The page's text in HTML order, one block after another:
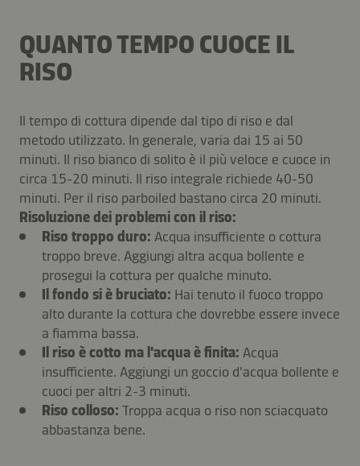
QUANTO TEMPO CUOCE IL
RISO
Il tempo di cottura dipende dal tipo di riso e dal
metodo utilizzato. In generale, varia dai 15 ai 50
minuti. Il riso bianco di solito è il più veloce e cuoce in
circa 15-20 minuti. Il riso integrale richiede 40-50
minuti. Per il riso parboiled bastano circa 20 minuti.
Risoluzione dei problemi con il riso:
Riso troppo duro: Acqua insufficiente o cottura
troppo breve. Aggiungi altra acqua bollente e
prosegui la cottura per qualche minuto.
Il fondo si è bruciato: Hai tenuto il fuoco troppo
alto durante la cottura che dovrebbe essere invece
a fiamma bassa.
Il riso è cotto ma l'acqua è finita: Acqua
insufficiente. Aggiungi un goccio d'acqua bollente e
cuoci per altri 2-3 minuti.
Riso colloso: Troppa acqua o riso non sciacquato
abbastanza bene.